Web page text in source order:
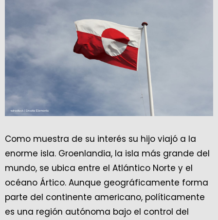
Como muestra de su interés su hijo viajó a la
enorme isla. Groenlandia, la isla más grande del
mundo, se ubica entre el Atlántico Norte y el
océano Ártico. Aunque geográficamente forma
parte del continente americano, políticamente
es una región autónoma bajo el control del